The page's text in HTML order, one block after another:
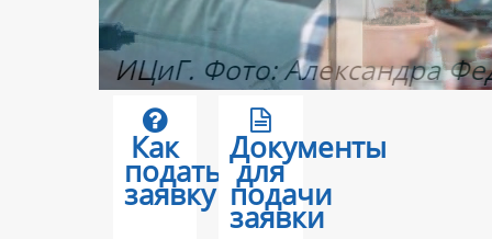
Как
подать
заявку
Документы
для
подачи
заявки